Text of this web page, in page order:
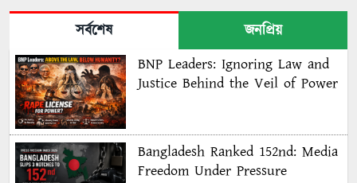
সর্বশেষ
জনপ্রিয়
BNP Leaders: Ignoring Law and
Justice Behind the Veil of Power
Bangladesh Ranked 152nd: Media
Freedom Under Pressure